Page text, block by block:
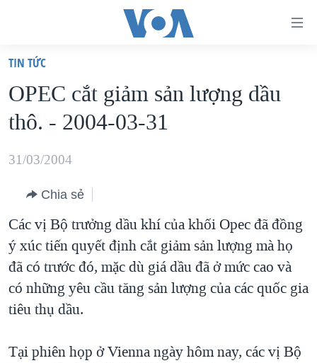
truy
cập
Tới
dung
chính
điều
hướng
chính
Đi
tới
VIỆT NAM
HOA KỲ
BIỂN ĐÔNG
BLOG
DIỄN ĐÀN
MỤC
TỰ DO BÁO CHÍ
VẠCH TRẦN TIN GIẢ
ĐỜI SỐNG
CHUYÊN ĐỀ
CHIẾN TRANH THƯƠNG MẠI CỦA MỸ: QUÁ KHỨ VÀ HIỆN
HÀNH TRÌNH BẦU CỬ 2024
HỌC TIẾNG ANH
NGHE
TIN TỨC
OPEC cắt giảm sản lượng dầu
thô. - 2004-03-31
31/03/2004
Chia sẻ
Các vị Bộ trưởng dầu khí của khối Opec đã đồng
ý xúc tiến quyết định cắt giảm sản lượng mà họ
đã có trước đó, mặc dù giá dầu đã ở mức cao và
có những yêu cầu tăng sản lượng của các quốc gia
tiêu thụ dầu.
Tại phiên họp ở Vienna ngày hôm nay, các vị Bộ